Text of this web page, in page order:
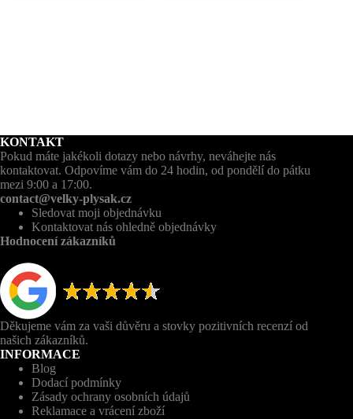
KONTAKT
Pokud máte jakékoli dotazy nebo návrhy, neváhejte nás
kontaktovat. Odpovíme vám do 24 hodin, od pondělí do pátku
mezi 9:00 a 17:00.
contact@velky-plysak.cz
Sledovat moji objednávku
Kontaktovat nás ohledně objednávky
Hodnocení zákazníků
Děkujeme vám za vaši důvěru a stovky pozitivních recenzí od
našich zákazníků.
INFORMACE
Blog
Dodací podmínky
Zásady ochrany osobních údajů
Reklamace a vrácení zboží